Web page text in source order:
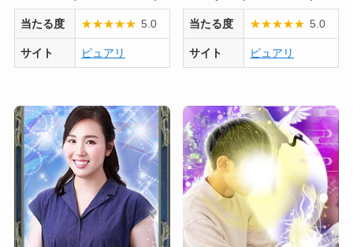
当たる度 ★★★★★ 5.0
サイト ピュアリ
当たる度 ★★★★★ 5.0
サイト ピュアリ